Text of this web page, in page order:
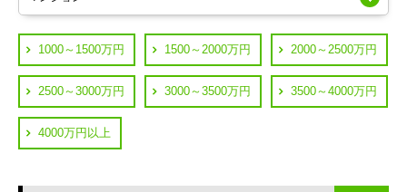
葛飾区
横浜市鶴見区
横浜市神奈川区
川崎市川崎区
都営浅草線
JR中央線
JR中央・総武線
1000～1500万円 1500～2000万円 2000～2500万円
2500～3000万円 3000～3500万円 3500～4000万円
4000万円以上